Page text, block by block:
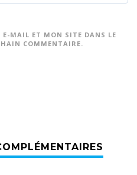
MAIL ET MON SITE DANS LE
COMMENTAIRE.